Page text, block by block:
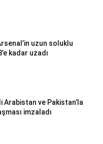
uzun soluklu
kadar uzadı
Arabistan ve Pakistan’la
imzaladı